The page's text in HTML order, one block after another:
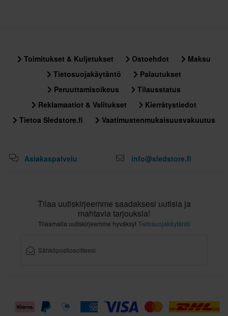
Toimitukset & Kuljetukset Ostoehdot
Maksu
Tietosuojakäytäntö
Palautukset
Peruuttamisoikeus
Tilausstatus
Reklamaatiot & Valitukset
Kierrätystiedot
Tietoa Sledstore.fi
Vaatimustenmukaisuusvakuutus
Asiakaspalvelu info@sledstore.fi
Tilaa uutiskirjeemme saadaksesi uutisia ja
mahtavia tarjouksia!
Tilaamalla uutiskirjeemme hyväksytTietosuojakäytäntö